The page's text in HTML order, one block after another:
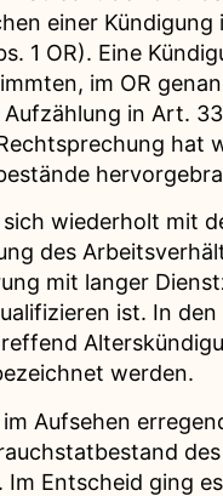
einer
1 OR). Eine
im OR
in Art.
hat
wiederholt mit
des
mit langer
ist. In
werden.
Aufsehen
Entscheid ging